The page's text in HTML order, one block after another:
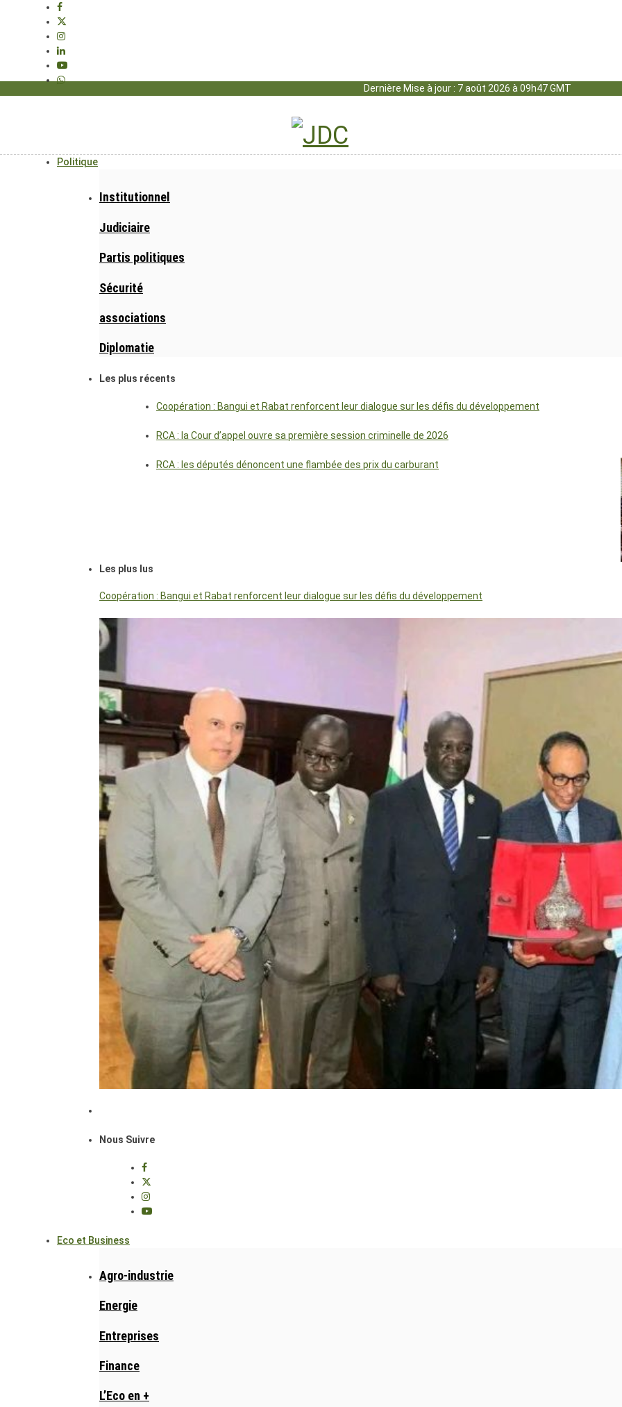
Dernière Mise à jour : 7 août 2026 à 09h47 GMT
Politique
Institutionnel
Judiciaire
Partis politiques
Sécurité
associations
Diplomatie
Les plus récents
Coopération : Bangui et Rabat renforcent leur dialogue sur les défis du développement
RCA : la Cour d’appel ouvre sa première session criminelle de 2026
RCA : les députés dénoncent une flambée des prix du carburant
Les plus lus
Coopération : Bangui et Rabat renforcent leur dialogue sur les défis du développement
Nous Suivre
Eco et Business
Agro-industrie
Energie
Entreprises
Finance
L’Eco en +